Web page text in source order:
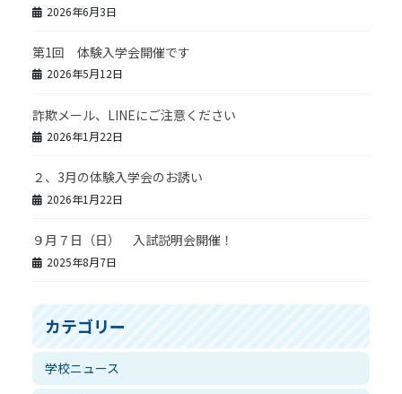
2026年6月3日
第1回 体験入学会開催です
2026年5月12日
詐欺メール、LINEにご注意ください
2026年1月22日
２、3月の体験入学会のお誘い
2026年1月22日
９月７日（日） 入試説明会開催！
2025年8月7日
カテゴリー
学校ニュース